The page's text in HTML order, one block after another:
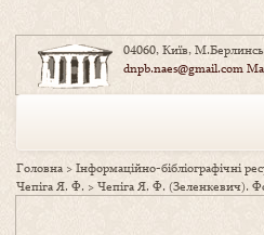
04060, Київ,
dnpb.naes@gmail.com
Головна >Інформаційно-бібліографічні
Чепіга Я. Ф. >Чепіга Я. Ф. (Зеленкевич).